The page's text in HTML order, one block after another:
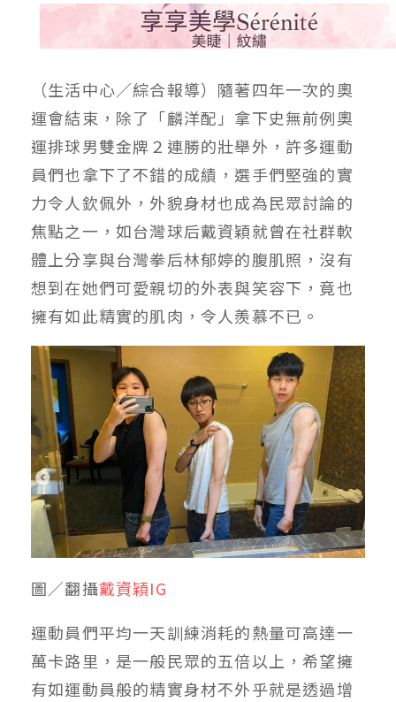
（生活中心／綜合報導）隨著四年一次的奧
運會結束，除了「麟洋配」拿下史無前例奧
運排球男雙金牌２連勝的壯舉外，許多運動
員們也拿下了不錯的成績，選手們堅強的實
力令人欽佩外，外貌身材也成為民眾討論的
焦點之一，如台灣球后戴資穎就曾在社群軟
體上分享與台灣拳后林郁婷的腹肌照，沒有
想到在她們可愛親切的外表與笑容下，竟也
擁有如此精實的肌肉，令人羨慕不已。
圖／翻攝戴資穎IG
運動員們平均一天訓練消耗的熱量可高達一
萬卡路里，是一般民眾的五倍以上，希望擁
有如運動員般的精實身材不外乎就是透過增